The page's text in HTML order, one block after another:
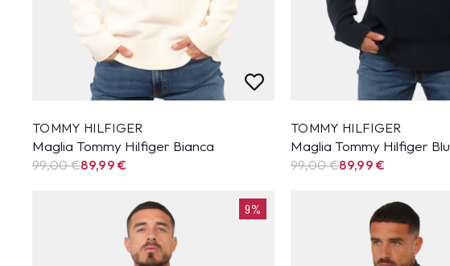
TOMMY HILFIGER
Maglia Tommy Hilfiger Bianca
99,00 €89,99€
TOMMY HILFIGER
Maglia Tommy Hilfiger Blu
99,00 €89,99€
9%